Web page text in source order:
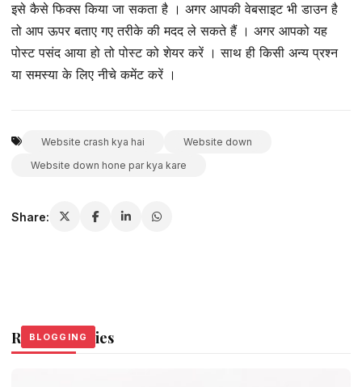
इसे कैसे फिक्स किया जा सकता है । अगर आपकी वेबसाइट भी डाउन है
तो आप ऊपर बताए गए तरीके की मदद ले सकते हैं । अगर आपको यह
पोस्ट पसंद आया हो तो पोस्ट को शेयर करें । साथ ही किसी अन्य प्रश्न
या समस्या के लिए नीचे कमेंट करें ।
Website crash kya hai
Website down
Website down hone par kya kare
Share:
Related Stories
BLOGGING
BLOGGING
BLOGGING